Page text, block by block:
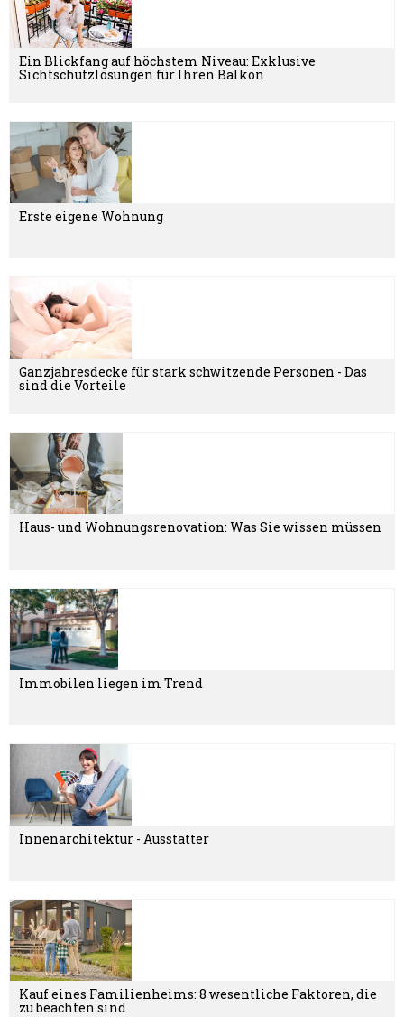
Ein Blickfang auf höchstem Niveau: Exklusive
Sichtschutzlösungen für Ihren Balkon
Erste eigene Wohnung
Ganzjahresdecke für stark schwitzende Personen - Das
sind die Vorteile
Haus- und Wohnungsrenovation: Was Sie wissen müssen
Immobilen liegen im Trend
Innenarchitektur - Ausstatter
Kauf eines Familienheims: 8 wesentliche Faktoren, die
zu beachten sind